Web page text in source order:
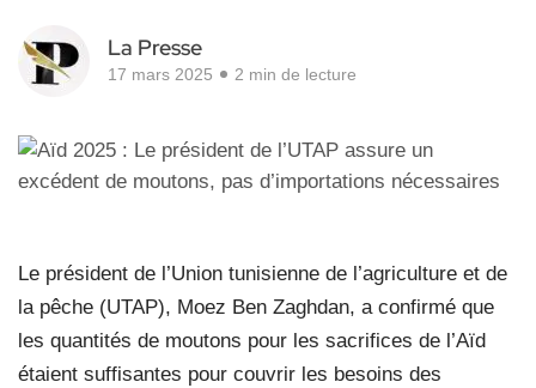
La Presse
17 mars 2025 2 min de lecture
Le président de l’Union tunisienne de l’agriculture et de
la pêche (UTAP), Moez Ben Zaghdan, a confirmé que
les quantités de moutons pour les sacrifices de l’Aïd
étaient suffisantes pour couvrir les besoins des